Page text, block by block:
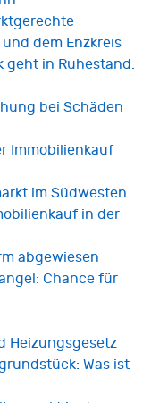
dem Enzkreis
geht in Ruhestand.
bei Schäden
Immobilienkauf
im Südwesten
in der
abgewiesen
Chance für
Heizungsgesetz
Was ist